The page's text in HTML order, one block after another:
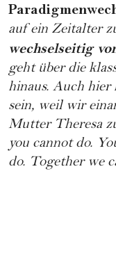
auf ein Zeitalter
wechselseitig
geht über die
hinaus. Auch hier
sein, weil wir
Mutter Theresa
you cannot do.
do. Together we